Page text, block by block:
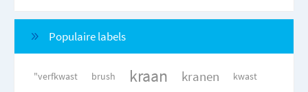
Populaire labels
"verfkwast brush kraan kranen
kwast